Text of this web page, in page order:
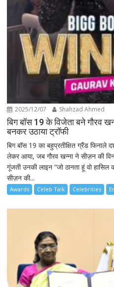
2025/12/07 Shahzad Ahmed
बिग बॉस 19 के विजेता बने गौरव
बनकर उठाया ट्रॉफी
बिग बॉस 19 का बहुप्रतीक्षित ग्रैंड फिनाले
लेकर आया, जब गौरव खन्ना ने सीज़न की
गूंजती उनकी लाइन “जो ठानता हूं वो
सीज़न की...
Awards Celeb Talk Celebrities